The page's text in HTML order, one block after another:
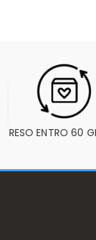
RESO ENTRO 60